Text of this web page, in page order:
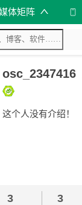
体矩阵
osc_2347416
这个人没有介绍！
3 3